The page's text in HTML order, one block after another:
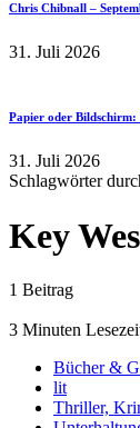
Chris Chibnall –
31. Juli 2026
Papier oder Bildschirm:
31. Juli 2026
Schlagwörter
Key
1 Beitrag
3 Minuten
Bücher &
lit
Thriller,